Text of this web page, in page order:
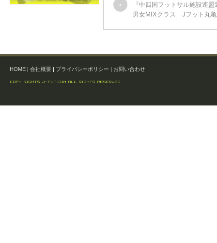
『中四国フットサル施設連
男女MIXクラス Jフット丸
HOME | 会社概要 | プライバシーポリシー | お問い合わせ